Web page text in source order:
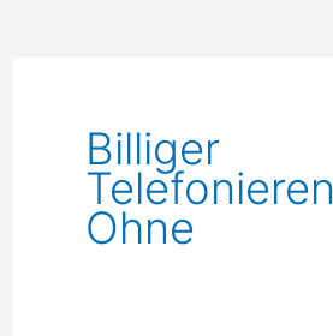
Billiger
Telefonieren
Ohne